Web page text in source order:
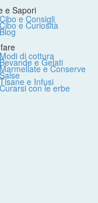
e Sapori
Cibo e Consigli
Cibo e Curiosità
Blog
Modi di cottura
Bevande e Gelati
Marmellate e Conserve
Salse
Tisane e Infusi
Curarsi con le erbe